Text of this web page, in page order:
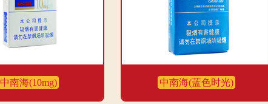
中南海(10mg) 中南海(蓝色时光)